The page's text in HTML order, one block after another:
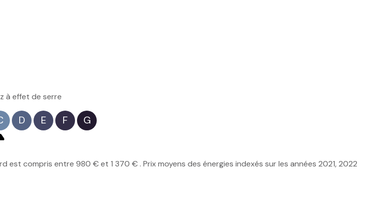
à effet de serre
D E F G
compris entre 980 € et 1 370 € . Prix moyens des énergies indexés sur les années 2021, 2022